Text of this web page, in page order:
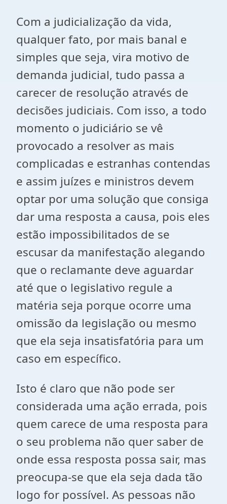
Com a judicialização da vida,
qualquer fato, por mais banal e
simples que seja, vira motivo de
demanda judicial, tudo passa a
carecer de resolução através de
decisões judiciais. Com isso, a todo
momento o judiciário se vê
provocado a resolver as mais
complicadas e estranhas contendas
e assim juízes e ministros devem
optar por uma solução que consiga
dar uma resposta a causa, pois eles
estão impossibilitados de se
escusar da manifestação alegando
que o reclamante deve aguardar
até que o legislativo regule a
matéria seja porque ocorre uma
omissão da legislação ou mesmo
que ela seja insatisfatória para um
caso em específico.
Isto é claro que não pode ser
considerada uma ação errada, pois
quem carece de uma resposta para
o seu problema não quer saber de
onde essa resposta possa sair, mas
preocupa-se que ela seja dada tão
logo for possível. As pessoas não